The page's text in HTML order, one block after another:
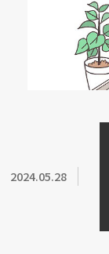
2024.05.28